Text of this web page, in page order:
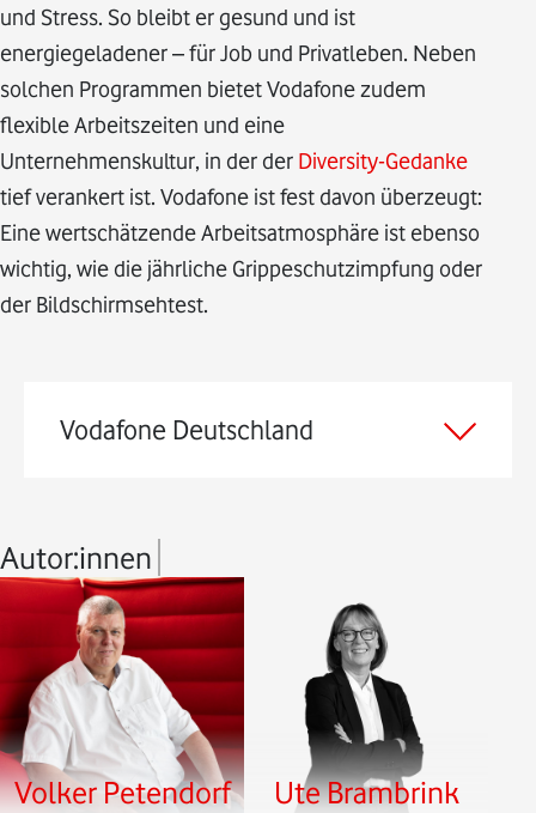
und Stress. So bleibt er gesund und ist
energiegeladener – für Job und Privatleben. Neben
solchen Programmen bietet Vodafone zudem
flexible Arbeitszeiten und eine
Unternehmenskultur, in der der Diversity-Gedanke
tief verankert ist. Vodafone ist fest davon überzeugt:
Eine wertschätzende Arbeitsatmosphäre ist ebenso
wichtig, wie die jährliche Grippeschutzimpfung oder
der Bildschirmsehtest.
Vodafone Deutschland
Autor:innen
Volker Petendorf Ute Brambrink